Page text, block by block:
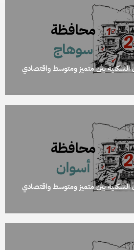
بين متميز ومتوسط واقتصادي
بين متميز ومتوسط واقتصادي